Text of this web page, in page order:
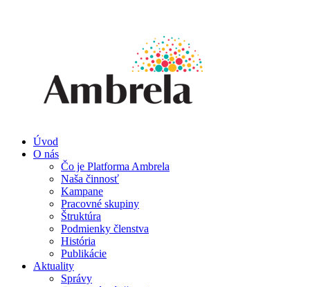
Úvod
O nás
Čo je Platforma Ambrela
Naša činnosť
Kampane
Pracovné skupiny
Štruktúra
Podmienky členstva
História
Publikácie
Aktuality
Správy